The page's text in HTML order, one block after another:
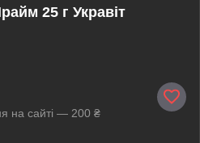
25 г Укравіт
на сайті — 200 ₴